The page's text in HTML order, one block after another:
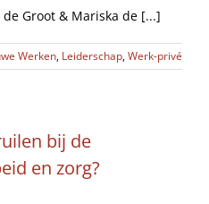
Groot & Mariska de [...]
Werken, Leiderschap,Werk-privé
bij de
en zorg?